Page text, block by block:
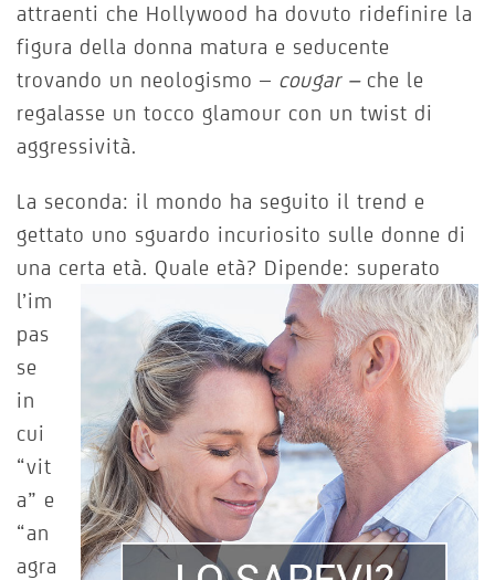
attraenti che Hollywood ha dovuto ridefinire la
figura della donna matura e seducente
trovando un neologismo – cougar – che le
regalasse un tocco glamour con un twist di
aggressività.
La seconda: il mondo ha seguito il trend e
gettato uno sguardo incuriosito sulle donne di
una certa età. Quale età? Dipende: superato
l’im
pas
se
in
cui
“vit
a” e
“an
agra